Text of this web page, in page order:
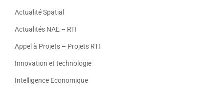
Actualité Spatial
Actualités NAE – RTI
Appel à Projets – Projets RTI
Innovation et technologie
Intelligence Economique